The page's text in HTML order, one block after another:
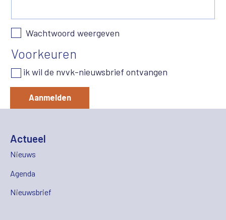
Wachtwoord weergeven
Voorkeuren
ik wil de nvvk-nieuwsbrief ontvangen
Aanmelden
Actueel
Nieuws
Agenda
Nieuwsbrief